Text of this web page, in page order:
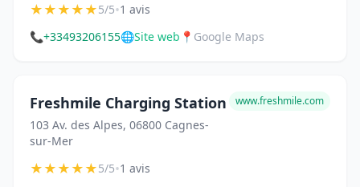
★★★★★5/5•1 avis
📞+33493206155🌐Site web 📍 Google Maps
Freshmile Charging Station
103 Av. des Alpes, 06800 Cagnes-
sur-Mer
www.freshmile.com
★★★★★5/5•1 avis